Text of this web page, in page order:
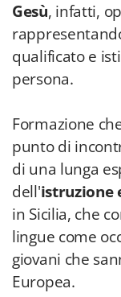
Gesù, infatti,
qualificato e
persona.
Formazione
punto di
di una lunga
dell'istruzione
in Sicilia, che
lingue come
giovani che
Europea.